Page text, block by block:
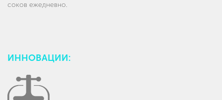
соков ежедневно.
ИННОВАЦИИ: